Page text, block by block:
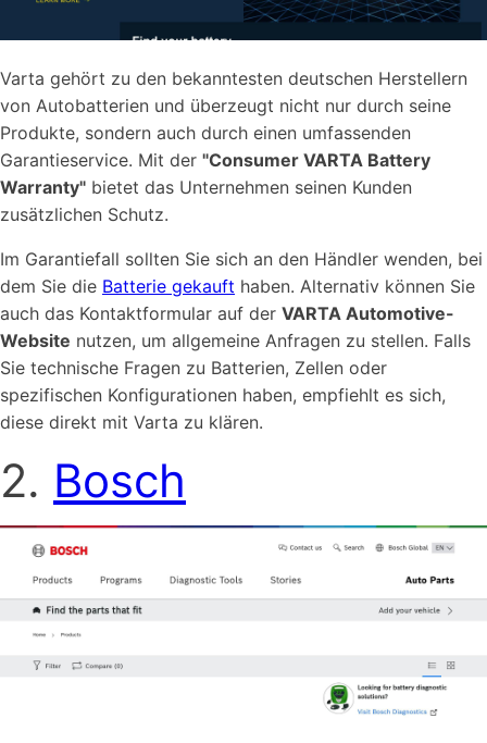
Varta gehört zu den bekanntesten deutschen Herstellern
von Autobatterien und überzeugt nicht nur durch seine
Produkte, sondern auch durch einen umfassenden
Garantieservice. Mit der "Consumer VARTA Battery
Warranty" bietet das Unternehmen seinen Kunden
zusätzlichen Schutz.
Im Garantiefall sollten Sie sich an den Händler wenden, bei
dem Sie die Batterie gekauft haben. Alternativ können Sie
auch das Kontaktformular auf der VARTA Automotive-
Website nutzen, um allgemeine Anfragen zu stellen. Falls
Sie technische Fragen zu Batterien, Zellen oder
spezifischen Konfigurationen haben, empfiehlt es sich,
diese direkt mit Varta zu klären.
2. Bosch